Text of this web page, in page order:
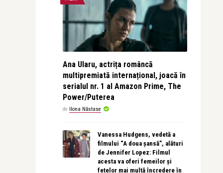
Ana Ularu, actrița româncă
multipremiată internațional, joacă în
serialul nr. 1 al Amazon Prime, The
Power/Puterea
de Ilona Năstase
Vanessa Hudgens, vedetă a
filmului “A doua șansă”, alături
de Jennifer Lopez: Filmul
acesta va oferi femeilor și
fetelor mai multă încredere în